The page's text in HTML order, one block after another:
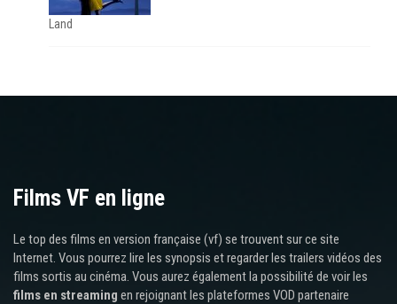
Land
Films VF en ligne
Le top des films en version française (vf) se trouvent sur ce site
Internet. Vous pourrez lire les synopsis et regarder les trailers vidéos des
films sortis au cinéma. Vous aurez également la possibilité de voir les
films en streaming en rejoignant les plateformes VOD partenaire